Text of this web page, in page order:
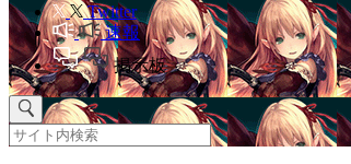
Twitter
速報
掲示板